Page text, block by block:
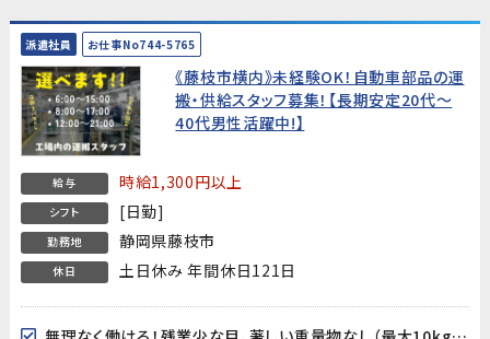
派遣社員 お仕事No744-5765
《藤枝市横内》未経験OK！自動車部品の運
搬・供給スタッフ募集！【長期安定20代～
40代男性活躍中!】
給与 時給1,300円以上
シフト [日勤]
勤務地 静岡県藤枝市
休日 土日休み 年間休日121日